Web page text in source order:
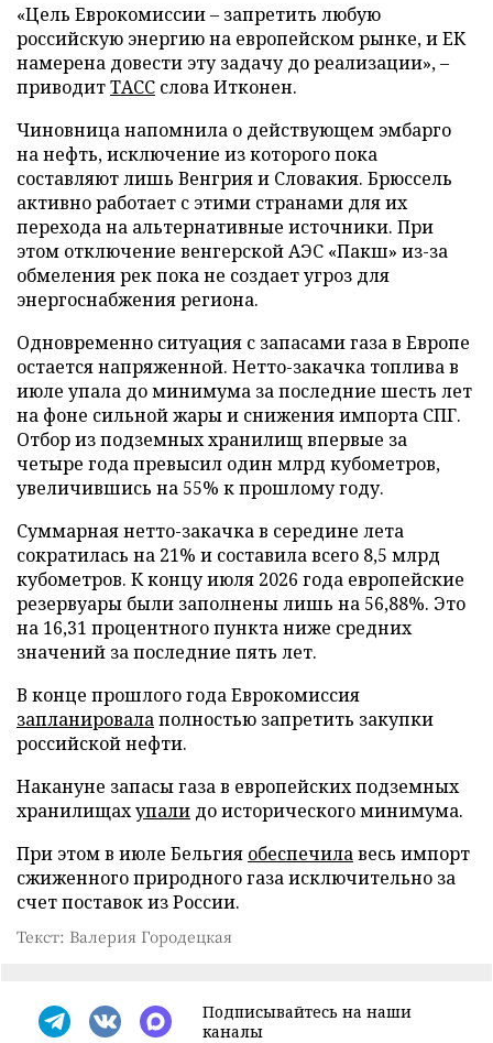
«Цель Еврокомиссии – запретить любую
российскую энергию на европейском рынке, и ЕК
намерена довести эту задачу до реализации», –
приводитТАСС слова Итконен.
Чиновница напомнила о действующем эмбарго
на нефть, исключение из которого пока
составляют лишь Венгрия и Словакия. Брюссель
активно работает с этими странами для их
перехода на альтернативные источники. При
этом отключение венгерской АЭС «Пакш» из-за
обмеления рек пока не создает угроз для
энергоснабжения региона.
Одновременно ситуация с запасами газа в Европе
остается напряженной. Нетто-закачка топлива в
июле упала до минимума за последние шесть лет
на фоне сильной жары и снижения импорта СПГ.
Отбор из подземных хранилищ впервые за
четыре года превысил один млрд кубометров,
увеличившись на 55% к прошлому году.
Суммарная нетто-закачка в середине лета
сократилась на 21% и составила всего 8,5 млрд
кубометров. К концу июля 2026 года европейские
резервуары были заполнены лишь на 56,88%. Это
на 16,31 процентного пункта ниже средних
значений за последние пять лет.
В конце прошлого года Еврокомиссия
запланировалаполностью запретить закупки
российской нефти.
Накануне запасы газа в европейских подземных
хранилищахупали до исторического минимума.
При этом в июле Бельгия обеспечилавесь импорт
сжиженного природного газа исключительно за
счет поставок из России.
Текст: Валерия Городецкая
Подписывайтесь на наши
каналы